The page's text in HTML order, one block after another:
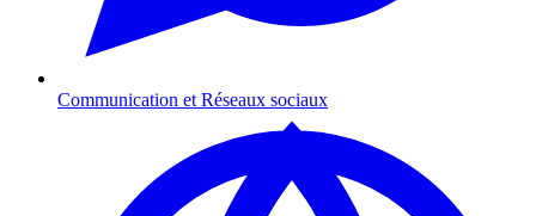
Communication et Réseaux sociaux